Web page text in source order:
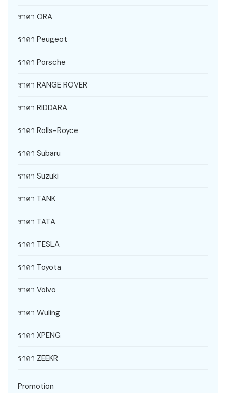
ราคา ORA
ราคา Peugeot
ราคา Porsche
ราคา RANGE ROVER
ราคา RIDDARA
ราคา Rolls-Royce
ราคา Subaru
ราคา Suzuki
ราคา TANK
ราคา TATA
ราคา TESLA
ราคา Toyota
ราคา Volvo
ราคา Wuling
ราคา XPENG
ราคา ZEEKR
Promotion